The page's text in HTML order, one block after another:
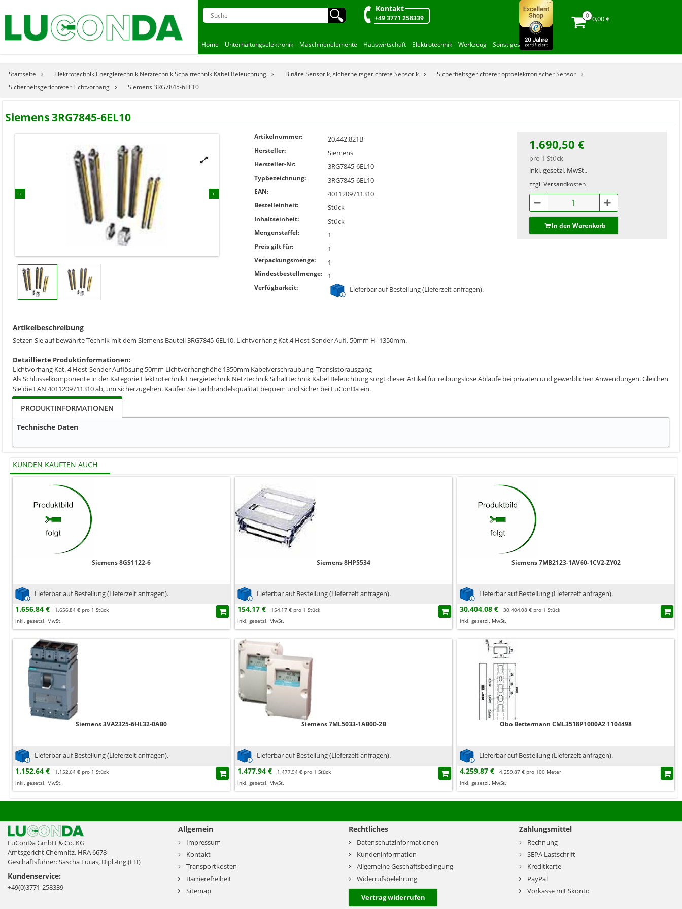
🔍︎ Kontakt
+49 3771 258339 0,00 €
Home Unterhaltungselektronik Maschinenelemente Hauswirtschaft Elektrotechnik Werkzeug Sonstiges
Startseite Elektrotechnik Energietechnik Netztechnik Schalttechnik Kabel Beleuchtung Binäre Sensorik, sicherheitsgerichtete Sensorik
Sicherheitsgerichteter optoelektronischer Sensor
Sicherheitsgerichteter Lichtvorhang
Siemens 3RG7845-6EL10
Siemens 3RG7845-6EL10
‹ ›


Artikelnummer: 20.442.821B
Hersteller: Siemens
Hersteller-Nr: 3RG7845-6EL10
Typbezeichnung: 3RG7845-6EL10
EAN: 4011209711310
Bestelleinheit: Stück
Inhaltseinheit: Stück
Mengenstaffel: 1
Preis gilt für: 1
Verpackungsmenge: 1
Mindestbestellmenge: 1
Verfügbarkeit: Lieferbar auf Bestellung (Lieferzeit anfragen).
1.690,50 €
pro 1 Stück
inkl. gesetzl. MwSt.,
zzgl. Versandkosten
In den Warenkorb
Artikelbeschreibung
Setzen Sie auf bewährte Technik mit dem Siemens Bauteil 3RG7845-6EL10. Lichtvorhang Kat.4 Host-Sender Aufl. 50mm H=1350mm.
Detaillierte Produktinformationen:
Lichtvorhang Kat. 4 Host-Sender Auflösung 50mm Lichtvorhanghöhe 1350mm Kabelverschraubung, Transistorausgang
Als Schlüsselkomponente in der Kategorie Elektrotechnik Energietechnik Netztechnik Schalttechnik Kabel Beleuchtung sorgt dieser Artikel für reibungslose Abläufe bei privaten und gewerblichen Anwendungen. Gleichen
Sie die EAN 4011209711310 ab, um sicherzugehen. Kaufen Sie Fachhandelsqualität bequem und sicher bei LuConDa ein.
PRODUKTINFORMATIONEN
Technische Daten
KUNDEN KAUFTEN AUCH
Siemens 8GS1122-6
Lieferbar auf Bestellung (Lieferzeit anfragen).
1.656,84 €
1.656,84 € pro 1 Stück
inkl. gesetzl. MwSt.
Siemens 8HP5534
Lieferbar auf Bestellung (Lieferzeit anfragen).
154,17 €
154,17 € pro 1 Stück
inkl. gesetzl. MwSt.
Siemens 7MB2123-1AV60-1CV2-ZY02
Lieferbar auf Bestellung (Lieferzeit anfragen).
30.404,08 €
30.404,08 € pro 1 Stück
inkl. gesetzl. MwSt.
Siemens 3VA2325-6HL32-0AB0
Lieferbar auf Bestellung (Lieferzeit anfragen).
1.152,64 €
1.152,64 € pro 1 Stück
inkl. gesetzl. MwSt.
Siemens 7ML5033-1AB00-2B
Lieferbar auf Bestellung (Lieferzeit anfragen).
1.477,94 €
1.477,94 € pro 1 Stück
inkl. gesetzl. MwSt.
Obo Bettermann CML3518P1000A2 1104498
Lieferbar auf Bestellung (Lieferzeit anfragen).
4.259,87 €
4.259,87 € pro 100 Meter
inkl. gesetzl. MwSt.
LuConDa GmbH & Co. KG
Amtsgericht Chemnitz, HRA 6678
Geschäftsführer: Sascha Lucas, Dipl.-Ing.(FH)
Kundenservice:
+49(0)3771-258339
Allgemein
Impressum
Kontakt
Transportkosten
Barrierefreiheit
Sitemap
Rechtliches
Datenschutzinformationen
Kundeninformation
Allgemeine Geschäftsbedingung
Widerrufsbelehrung
Vertrag widerrufen
Zahlungsmittel
Rechnung
SEPA Lastschrift
Kreditkarte
PayPal
Vorkasse mit Skonto